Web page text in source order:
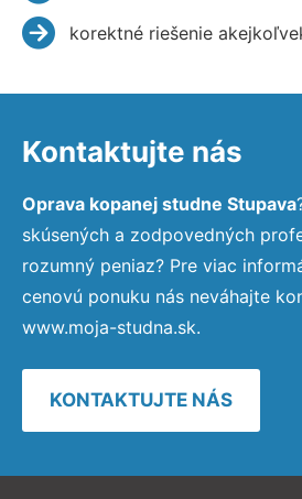
korektné riešenie
Kontaktujte nás
Oprava kopanej studne Stupava
skúsených a zodpovedných
rozumný peniaz? Pre viac
cenovú ponuku nás neváhajte
www.moja-studna.sk.
KONTAKTUJTE NÁS